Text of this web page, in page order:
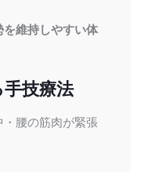
維持しやすい体
技療法
腰の筋肉が緊張